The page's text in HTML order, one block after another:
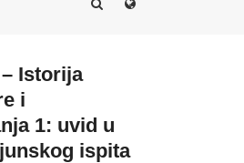
Istorija
i
1: uvid u
ispita